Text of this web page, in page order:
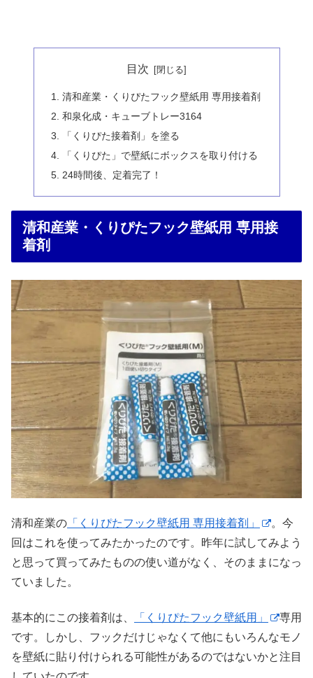
目次
清和産業・くりぴたフック壁紙用 専用接着剤
和泉化成・キューブトレー3164
「くりぴた接着剤」を塗る
「くりぴた」で壁紙にボックスを取り付ける
24時間後、定着完了！
清和産業・くりぴたフック壁紙用 専用接
着剤
清和産業の 「くりぴたフック壁紙用 専用接着剤」
。今
回はこれを使ってみたかったのです。昨年に試してみよう
と思って買ってみたものの使い道がなく、そのままになっ
ていました。
基本的にこの接着剤は、 「くりぴたフック壁紙用」
専用
です。しかし、フックだけじゃなくて他にもいろんなモノ
を壁紙に貼り付けられる可能性があるのではないかと注目